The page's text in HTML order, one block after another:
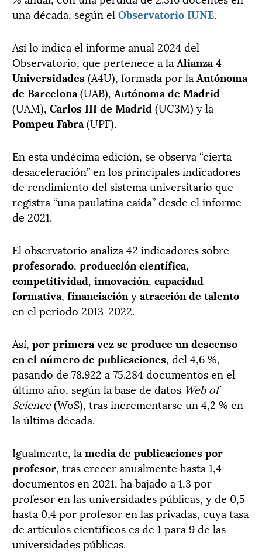
una década, según el Observatorio IUNE.
Así lo indica el informe anual 2024 del
Observatorio, que pertenece a la Alianza 4
Universidades(A4U), formada por la Autónoma
de Barcelona (UAB), Autónoma de Madrid
(UAM), Carlos III de Madrid (UC3M) y la
Pompeu Fabra (UPF).
En esta undécima edición, se observa “cierta
desaceleración” en los principales indicadores
de rendimiento del sistema universitario que
registra “una paulatina caída” desde el informe
de 2021.
El observatorio analiza 42 indicadores sobre
profesorado, producción científica,
competitividad, innovación, capacidad
formativa, financiación yatracción de talento
en el periodo 2013-2022.
Así, por primera vez se produce un descenso
en el número de publicaciones, del 4,6 %,
pasando de 78.922 a 75.284 documentos en el
último año, según la base de datos Web of
Science(WoS), tras incrementarse un 4,2 % en
la última década.
Igualmente, la media de publicaciones por
profesor, tras crecer anualmente hasta 1,4
documentos en 2021, ha bajado a 1,3 por
profesor en las universidades públicas, y de 0,5
hasta 0,4 por profesor en las privadas, cuya tasa
de artículos científicos es de 1 para 9 de las
universidades públicas.